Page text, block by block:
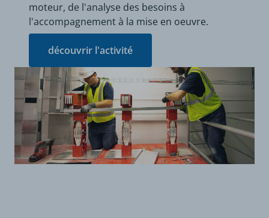
moteur, de l'analyse des besoins à
l'accompagnement à la mise en oeuvre.
découvrir l'activité